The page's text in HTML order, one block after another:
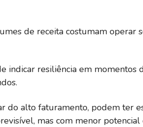
de receita costumam operar
indicar resiliência em momentos
do alto faturamento, podem ter
mas com menor potencial